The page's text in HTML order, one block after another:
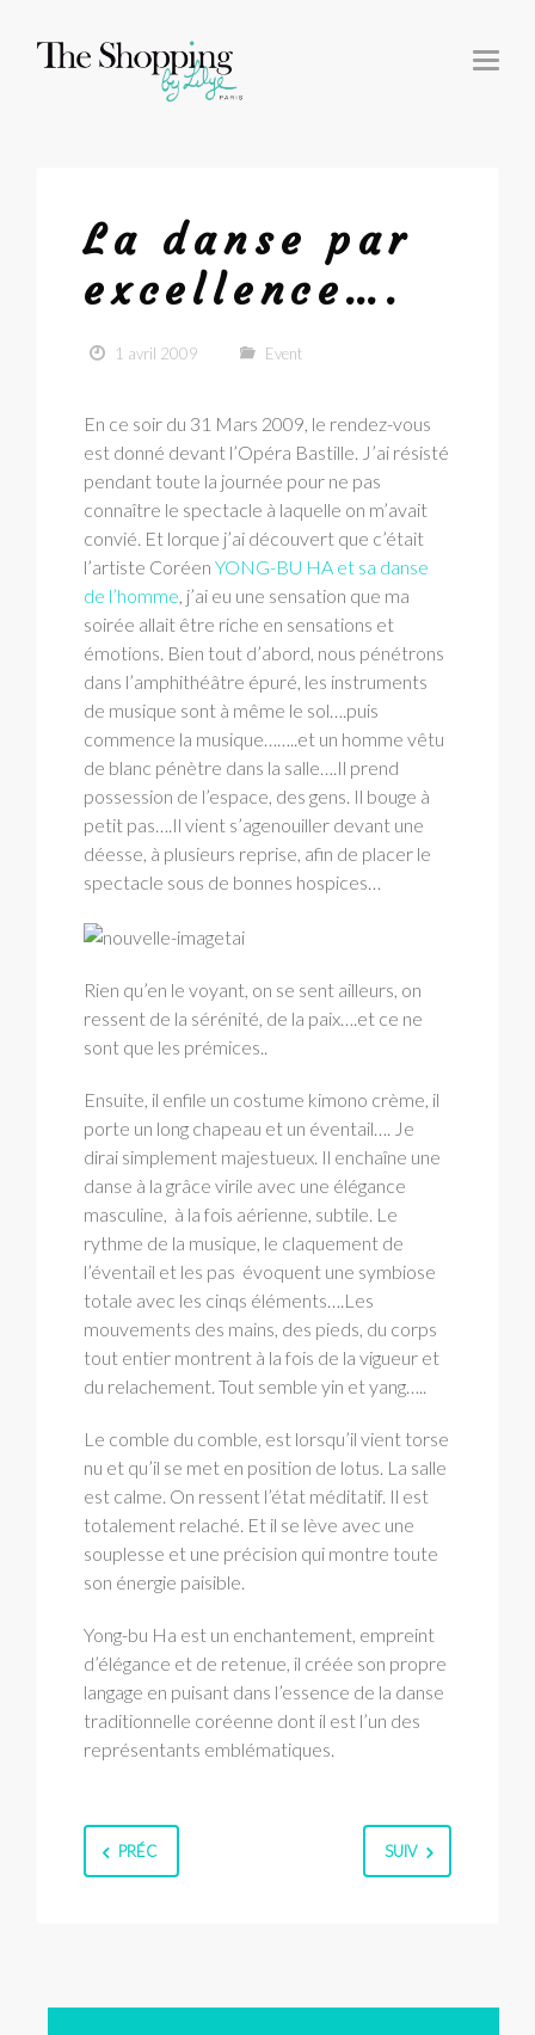
T
O
La danse par
excellence….
1 avril 2009 Event
En ce soir du 31 Mars 2009, le rendez-vous
est donné devant l’Opéra Bastille. J’ai résisté
pendant toute la journée pour ne pas
connaître le spectacle à laquelle on m’avait
convié. Et lorque j’ai découvert que c’était
l’artiste Coréen YONG-BU HA et sa danse
de l’homme, j’ai eu une sensation que ma
soirée allait être riche en sensations et
émotions. Bien tout d’abord, nous pénétrons
dans l’amphithéâtre épuré, les instruments
de musique sont à même le sol….puis
commence la musique……..et un homme vêtu
de blanc pénètre dans la salle….Il prend
possession de l’espace, des gens. Il bouge à
petit pas….Il vient s’agenouiller devant une
déesse, à plusieurs reprise, afin de placer le
spectacle sous de bonnes hospices…
Rien qu’en le voyant, on se sent ailleurs, on
ressent de la sérénité, de la paix….et ce ne
sont que les prémices..
Ensuite, il enfile un costume kimono crème, il
porte un long chapeau et un éventail…. Je
dirai simplement majestueux. Il enchaîne une
danse à la grâce virile avec une élégance
masculine, à la fois aérienne, subtile. Le
rythme de la musique, le claquement de
l’éventail et les pas évoquent une symbiose
totale avec les cinqs éléments….Les
mouvements des mains, des pieds, du corps
tout entier montrent à la fois de la vigueur et
du relachement. Tout semble yin et yang…..
Le comble du comble, est lorsqu’il vient torse
nu et qu’il se met en position de lotus. La salle
est calme. On ressent l’état méditatif. Il est
totalement relaché. Et il se lève avec une
souplesse et une précision qui montre toute
son énergie paisible.
Yong-bu Ha est un enchantement, empreint
d’élégance et de retenue, il créée son propre
langage en puisant dans l’essence de la danse
traditionnelle coréenne dont il est l’un des
représentants emblématiques.
PRÉC SUIV